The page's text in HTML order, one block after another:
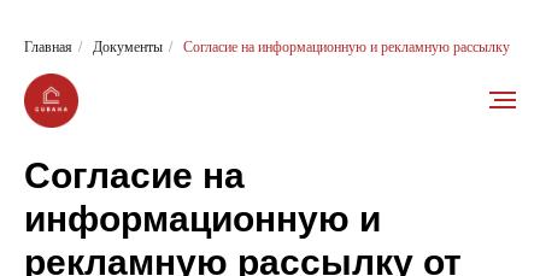
Главная / Документы / Согласие на информационную и рекламную рассылку
Согласие на
информационную и
рекламную рассылку от